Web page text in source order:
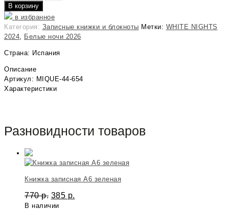
В корзину
в избранное
Категория: Записные книжки и блокноты Метки: WHITE NIGHTS
2024, Белые ночи 2026
Страна: Испания
Описание
Артикул: MIQUE-44-654
Характеристики
Разновидности товаров
Книжка записная A6 зеленая
770р. 385 р.
В наличии